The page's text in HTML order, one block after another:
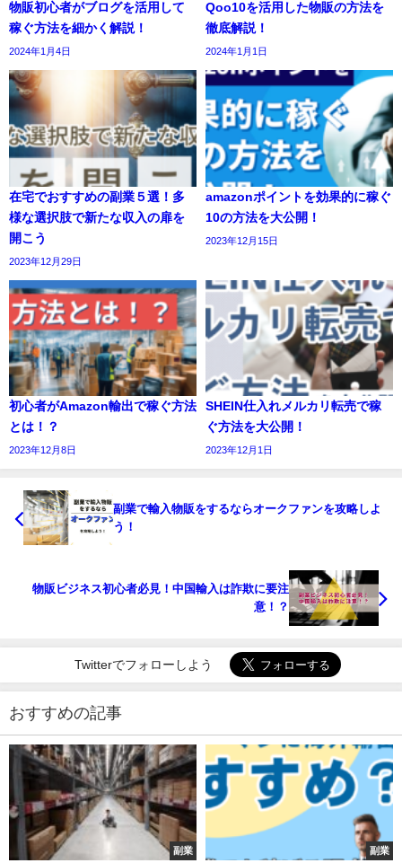
物販初心者がブログを活用して
稼ぐ方法を細かく解説！
2024年1月4日
Qoo10を活用した物販の方法を
徹底解説！
2024年1月1日
在宅でおすすめの副業５選！多
様な選択肢で新たな収入の扉を
開こう
2023年12月29日
amazonポイントを効果的に稼ぐ
10の方法を大公開！
2023年12月15日
初心者がAmazon輸出で稼ぐ方法
とは！？
2023年12月8日
SHEIN仕入れメルカリ転売で稼
ぐ方法を大公開！
2023年12月1日
副業で輸入物販をするならオークファンを攻略しよ
う！
物販ビジネス初心者必見！中国輸入は詐欺に要注
意！？
Twitterでフォローしよう
おすすめの記事
副業 副業